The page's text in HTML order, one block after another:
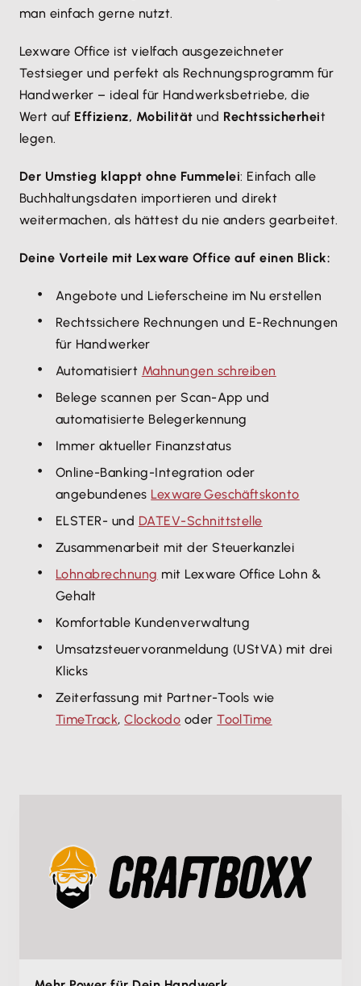
man einfach gerne nutzt.
Lexware Office ist vielfach ausgezeichneter
Testsieger und perfekt als Rechnungsprogramm für
Handwerker – ideal für Handwerksbetriebe, die
Wert auf Effizienz, Mobilität und Rechtssicherheit
legen.
Der Umstieg klappt ohne Fummelei: Einfach alle
Buchhaltungsdaten importieren und direkt
weitermachen, als hättest du nie anders gearbeitet.
Deine Vorteile mit Lexware Office auf einen Blick:
Angebote und Lieferscheine im Nu erstellen
Rechtssichere Rechnungen und E-Rechnungen
für Handwerker
Automatisiert Mahnungen schreiben
Belege scannen per Scan-App und
automatisierte Belegerkennung
Immer aktueller Finanzstatus
Online-Banking-Integration oder
angebundenes Lexware Geschäftskonto
ELSTER- und DATEV-Schnittstelle
Zusammenarbeit mit der Steuerkanzlei
Lohnabrechnung mit Lexware Office Lohn &
Gehalt
Komfortable Kundenverwaltung
Umsatzsteuervoranmeldung (UStVA) mit drei
Klicks
Zeiterfassung mit Partner-Tools wie
TimeTrack,Clockodo oderToolTime